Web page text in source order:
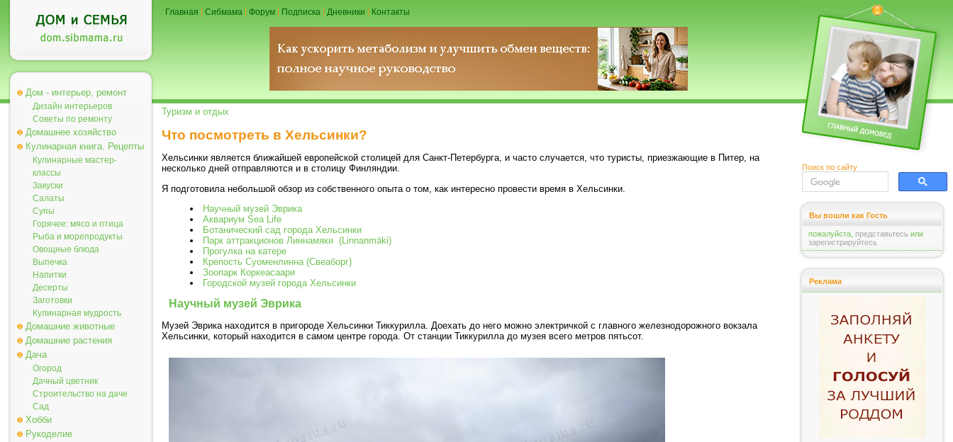
Дом - интерьер, ремонт
Дизайн интерьеров
Советы по ремонту
Домашнее хозяйство
Кулинарная книга. Рецепты
Кулинарные мастер-
классы
Закуски
Салаты
Супы
Горячее: мясо и птица
Рыба и морепродукты
Овощные блюда
Выпечка
Напитки
Десерты
Заготовки
Кулинарная мудрость
Домашние животные
Домашние растения
Дача
Огород
Дачный цветник
Строительство на даче
Сад
Хобби
Рукоделие
Главная Сибмама Форум Подписка Дневники Контакты
Туризм и отдых
Что посмотреть в Хельсинки?
Хельсинки является ближайшей европейской столицей для Санкт-Петербурга, и часто случается, что туристы, приезжающие в Питер, на
несколько дней отправляются и в столицу Финляндии.
Я подготовила небольшой обзор из собственного опыта о том, как интересно провести время в Хельсинки.
Научный музей Эврика
Аквариум Sea Life
Ботанический сад города Хельсинки
Парк аттракционов Линнамяки (Linnanmäki)
Прогулка на катере
Крепость Суоменлинна (Свеаборг)
Зоопарк Коркеасаари
Городской музей города Хельсинки
Научный музей Эврика
Музей Эврика находится в пригороде Хельсинки Тиккурилла. Доехать до него можно электричкой с главного железнодорожного вокзала
Хельсинки, который находится в самом центре города. От станции Тиккурилла до музея всего метров пятьсот.
Поиск по сайту
Вы вошли как Гость
пожалуйста, представьтесь или
зарегистрируйтесь
Реклама